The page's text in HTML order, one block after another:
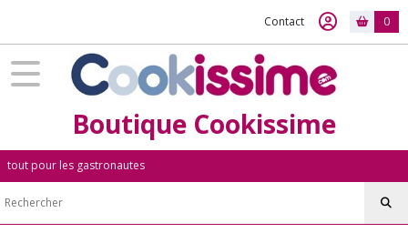
Contact 0
Boutique Cookissime
tout pour les gastronautes